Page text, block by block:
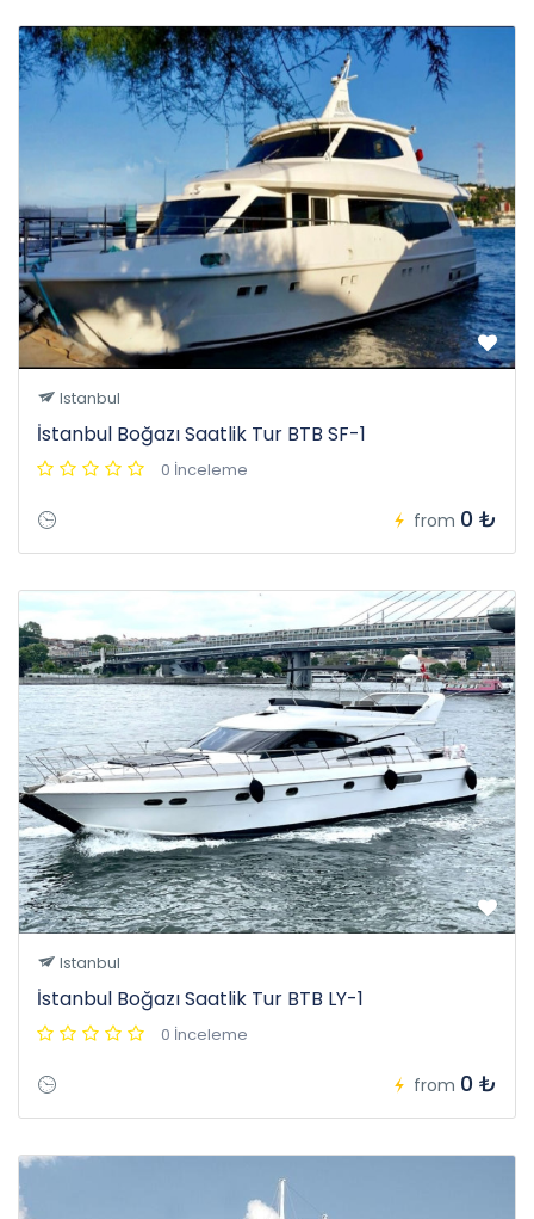
Istanbul
İstanbul Boğazı Saatlik Tur BTB SF-1
0 İnceleme
from 0 ₺
Istanbul
İstanbul Boğazı Saatlik Tur BTB LY-1
0 İnceleme
from 0 ₺